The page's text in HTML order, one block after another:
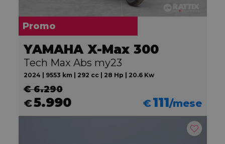
Promo
YAMAHA X-Max 300
Tech Max Abs my23
2024 | 9553 km | 292 cc | 28 Hp | 20.6 Kw
€ 6.290
€5.990 €111/mese